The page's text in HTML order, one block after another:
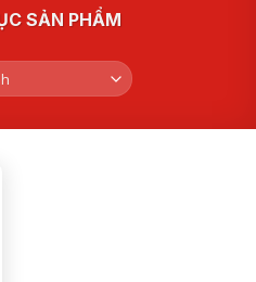
SẢN PHẨM